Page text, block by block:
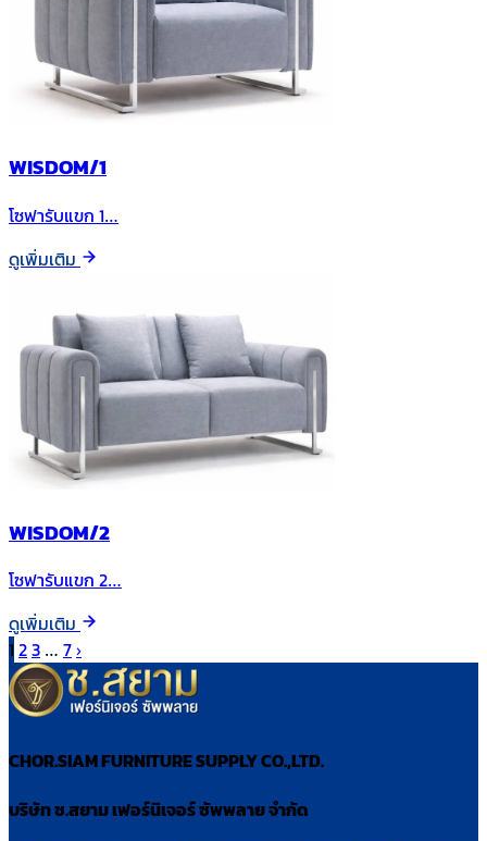
WISDOM/1
โซฟารับแขก 1…
ดูเพิ่มเติม
WISDOM/2
โซฟารับแขก 2…
ดูเพิ่มเติม
1 23 … 7›
CHOR.SIAM FURNITURE SUPPLY CO.,LTD.
บริษัท ช.สยาม เฟอร์นิเจอร์ ซัพพลาย จำกัด